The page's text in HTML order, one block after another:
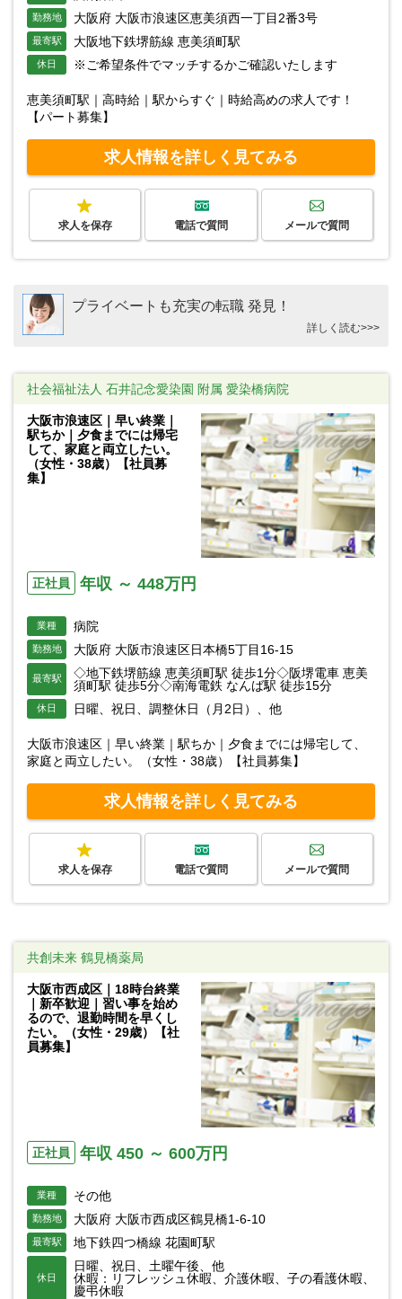
勤務地 大阪府 大阪市浪速区恵美須西一丁目2番3号
最寄駅 大阪地下鉄堺筋線 恵美須町駅
休日 ※ご希望条件でマッチするかご確認いたします
恵美須町駅｜高時給｜駅からすぐ｜時給高めの求人です！
【パート募集】
求人情報を詳しく見てみる
求人を保存 電話で質問 メールで質問
プライベートも充実の転職 発見！
詳しく読む>>>
社会福祉法人 石井記念愛染園 附属 愛染橋病院
大阪市浪速区｜早い終業｜
駅ちか｜夕食までには帰宅
して、家庭と両立したい。
（女性・38歳）【社員募
集】
正社員 年収 ～ 448万円
業種 病院
勤務地 大阪府 大阪市浪速区日本橋5丁目16-15
最寄駅
◇地下鉄堺筋線 恵美須町駅 徒歩1分◇阪堺電車 恵美
須町駅 徒歩5分◇南海電鉄 なんば駅 徒歩15分
休日 日曜、祝日、調整休日（月2日）、他
大阪市浪速区｜早い終業｜駅ちか｜夕食までには帰宅して、
家庭と両立したい。（女性・38歳）【社員募集】
求人情報を詳しく見てみる
求人を保存 電話で質問 メールで質問
共創未来 鶴見橋薬局
大阪市西成区｜18時台終業
｜新卒歓迎｜習い事を始め
るので、退勤時間を早くし
たい。（女性・29歳）【社
員募集】
正社員 年収 450 ～ 600万円
業種 その他
勤務地 大阪府 大阪市西成区鶴見橋1-6-10
最寄駅 地下鉄四つ橋線 花園町駅
休日
日曜、祝日、土曜午後、他
休暇：リフレッシュ休暇、介護休暇、子の看護休暇、
慶弔休暇